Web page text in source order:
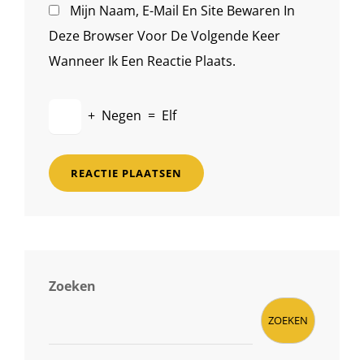
Mijn Naam, E-Mail En Site Bewaren In
Deze Browser Voor De Volgende Keer
Wanneer Ik Een Reactie Plaats.
+ Negen = Elf
Zoeken
ZOEKEN